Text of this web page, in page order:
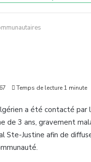
67 Temps de lecture 1 minute
a été contacté par
de 3 ans, gravement
Ste-Justine afin de